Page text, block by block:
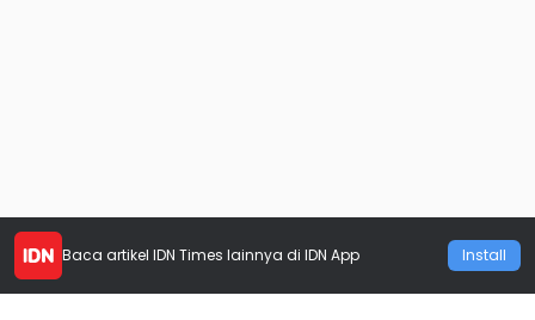
Baca artikel IDN Times lainnya di IDN App Install